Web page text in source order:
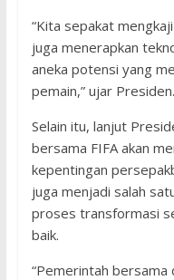
“Kita sepakat
juga menerapkan
aneka potensi yang
pemain,” ujar Presiden.
Selain itu, lanjut
bersama FIFA akan
kepentingan
juga menjadi salah
proses transformasi
baik.
“Pemerintah bersama